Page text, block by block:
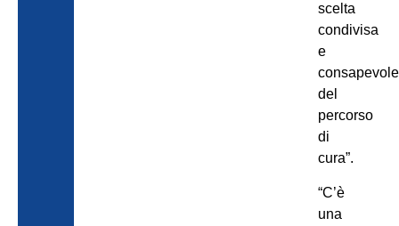
scelta
condivisa
e
consapevole
del
percorso
di
cura”.
“C’è
una